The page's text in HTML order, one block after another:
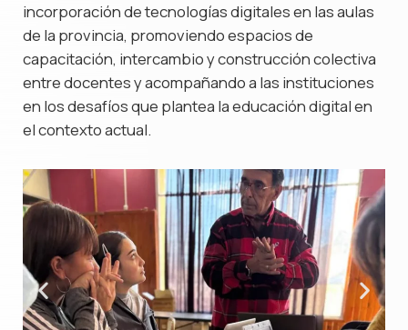
incorporación de tecnologías digitales en las aulas
de la provincia, promoviendo espacios de
capacitación, intercambio y construcción colectiva
entre docentes y acompañando a las instituciones
en los desafíos que plantea la educación digital en
el contexto actual.